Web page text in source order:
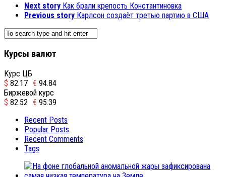
Next story Как брали крепость Константиновка
Previous story Карлсон создаёт третью партию в США
Курсы валют
Курс ЦБ
$ 82.17 € 94.84
Биржевой курс
$ 82.52 € 95.39
Recent Posts
Popular Posts
Recent Comments
Tags